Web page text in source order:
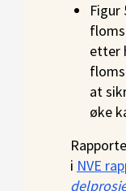
etter
at
øke
i NVE